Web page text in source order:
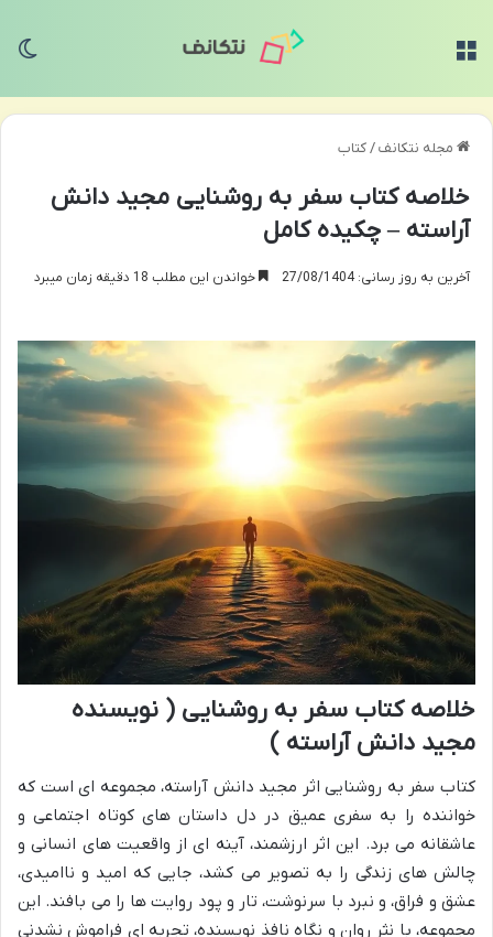
مجله نتکانف/کتاب
خلاصه کتاب سفر به روشنایی مجید دانش
آراسته – چکیده کامل
آخرین به روز رسانی: 27/08/1404 خواندن این مطلب 18 دقیقه زمان میبرد
خلاصه کتاب سفر به روشنایی ( نویسنده
مجید دانش آراسته )
کتاب سفر به روشنایی اثر مجید دانش آراسته، مجموعه ای است که
خواننده را به سفری عمیق در دل داستان های کوتاه اجتماعی و
عاشقانه می برد. این اثر ارزشمند، آینه ای از واقعیت های انسانی و
چالش های زندگی را به تصویر می کشد، جایی که امید و ناامیدی،
عشق و فراق، و نبرد با سرنوشت، تار و پود روایت ها را می بافند. این
مجموعه، با نثر روان و نگاه نافذ نویسنده، تجربه ای فراموش نشدنی